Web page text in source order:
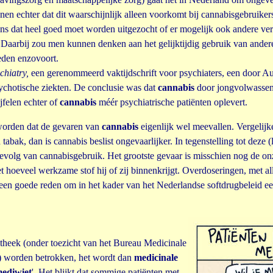
echter dat dit waarschijnlijk alleen voorkomt bij
dat heel goed moet worden uitgezocht of er mogelijk ook andere
zou men kunnen denken aan het gelijktijdig gebruik van
enzovoort.
een gerenommeerd vaktijdschrift voor psychiaters, een door
ziekten. De conclusie was dat cannabis door
echter ofcannabis méér psychiatrische patiënten oplevert.
dat de gevaren van cannabis eigenlijk wel meevallen.
dan is cannabis beslist ongevaarlijker. In tegenstelling tot deze
van cannabisgebruik. Het grootste gevaar is misschien nog de
hoeveel werkzame stof hij of zij binnenkrijgt. Overdoseringen, met
goede reden om in het kader van het Nederlandse softdrugbeleid
(onder toezicht van het Bureau Medicinale
betrokken, het wordt dan medicinale